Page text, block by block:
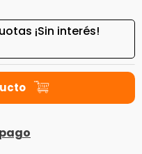
¡Sin interés!